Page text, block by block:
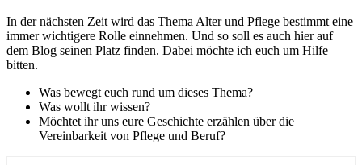
In der nächsten Zeit wird das Thema Alter und Pflege bestimmt eine
immer wichtigere Rolle einnehmen. Und so soll es auch hier auf
dem Blog seinen Platz finden. Dabei möchte ich euch um Hilfe
bitten.
Was bewegt euch rund um dieses Thema?
Was wollt ihr wissen?
Möchtet ihr uns eure Geschichte erzählen über die
Vereinbarkeit von Pflege und Beruf?